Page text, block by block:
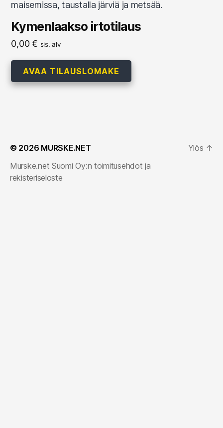
Kymenlaakso irtotilaus
0,00€ sis. alv
AVAA TILAUSLOMAKE
© 2026 MURSKE.NET
Murske.net Suomi Oy:n toimitusehdot ja
rekisteriseloste
Ylös ↑